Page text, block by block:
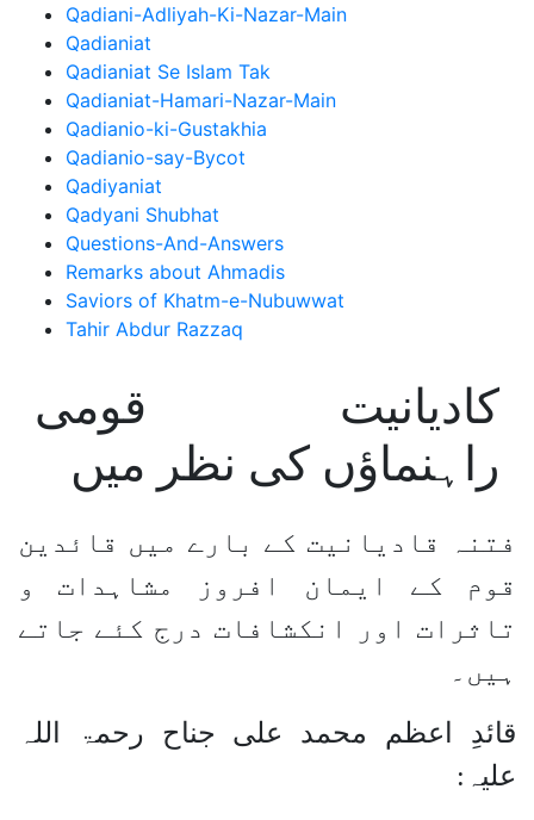
Qadiani-Adliyah-Ki-Nazar-Main
Qadianiat
Qadianiat Se Islam Tak
Qadianiat-Hamari-Nazar-Main
Qadianio-ki-Gustakhia
Qadianio-say-Bycot
Qadiyaniat
Qadyani Shubhat
Questions-And-Answers
Remarks about Ahmadis
Saviors of Khatm-e-Nubuwwat
Tahir Abdur Razzaq
کادیانیت قومی
راہنماؤں کی نظر میں
فتنہ قادیانیت کے بارے میں قائدین
قوم کے ایمان افروز مشاہدات و
تاثرات اور انکشافات درج کئے جاتے
ہیں۔
قائدِ اعظم محمد علی جناح رحمۃ اللہ
علیہ: